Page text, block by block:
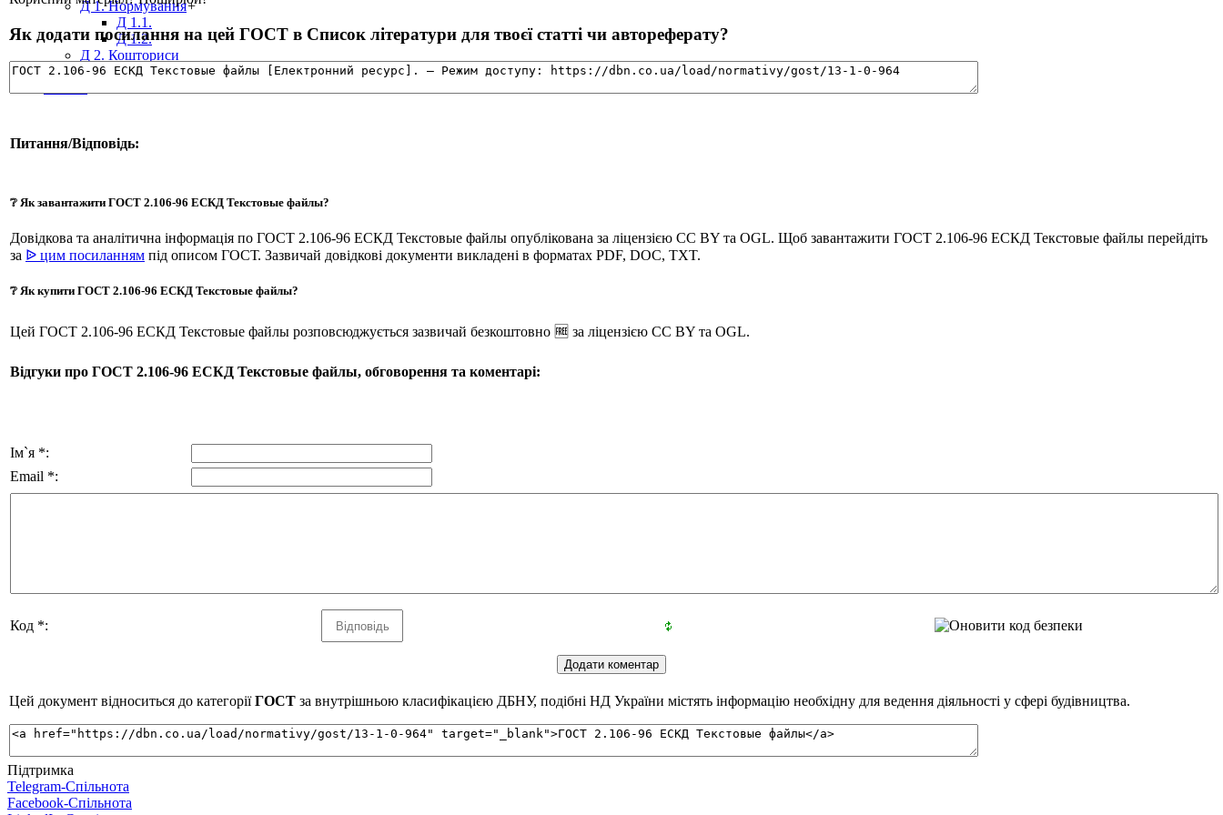
Д 1. Нормування+
Д 1.1.
Д 1.2.
Д 2. Кошториси
Статті
Як додати посилання на цей ГОСТ в Список літератури для твоєї статті чи автореферату?
Питання/Відповідь:
❔ Як завантажити ГОСТ 2.106-96 ЕСКД Текстовые файлы?
Довідкова та аналітична інформація по ГОСТ 2.106-96 ЕСКД Текстовые файлы опублікована за ліцензією CC BY та OGL. Щоб завантажити ГОСТ 2.106-96 ЕСКД Текстовые файлы перейдіть
за ᐉ цим посиланням під описом ГОСТ. Зазвичай довідкові документи викладені в форматах PDF, DOC, TXT.
❔ Як купити ГОСТ 2.106-96 ЕСКД Текстовые файлы?
Цей ГОСТ 2.106-96 ЕСКД Текстовые файлы розповсюджується зазвичай безкоштовно 🆓 за ліцензією CC BY та OGL.
Відгуки про ГОСТ 2.106-96 ЕСКД Текстовые файлы, обговорення та коментарі:
Ім`я *:
Email *:
Код *:
Цей документ відноситься до категоріїГОСТ за внутрішньою класифікацією ДБНУ, подібні НД України містять інформацію необхідну для ведення діяльності у сфері будівництва.
Підтримка
Telegram-Спільнота
Facebook-Спільнота